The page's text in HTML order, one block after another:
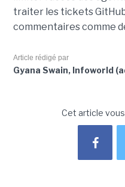
traiter les tickets
commentaires comme
Article rédigé par
Gyana Swain, Infoworld
Cet article vous